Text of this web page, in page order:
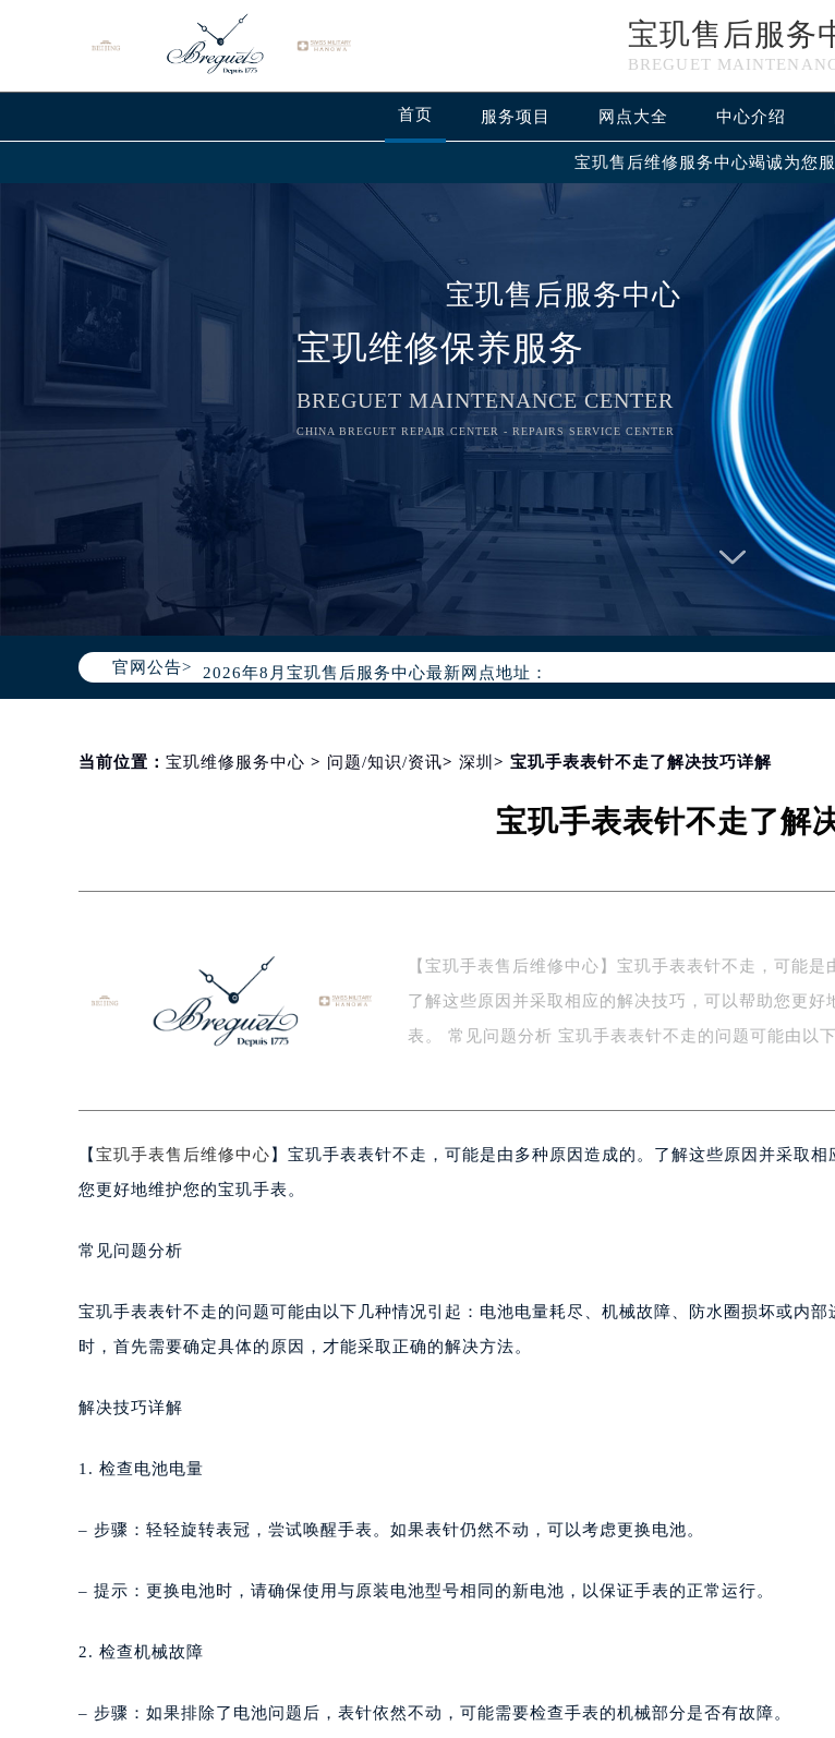
宝玑售后服务
BREGUET
首页 服务项目 网点大全 中心介绍
宝玑售后维修服务中心竭诚为您服
宝玑售后服务中心
宝玑维修保养服务
BREGUET MAINTENANCE CENTER
CHINA BREGUET REPAIR CENTER - REPAIRS SERVICE CENTER
官网公告>
2026年8月宝玑中国区售后服务网络优化升级公告
2026年8月宝玑全国官方售后客户服务热线：400-886-1507
宝玑官方全国统一服务热线400-886-1507，服务覆盖中国大陆、香港、澳门、台
2026年8月宝玑售后服务中心最新网点地址：
北京市朝阳区建国门外大街甲6号华熙国际中心写字楼D座11层1102室（北京总部
天津市和平区赤峰道136号天津国际金融中心写字楼26层2603室（需提前预约）
上海市黄浦区南京东路299号宏伊国际广场写字楼8层806室（需提前预约）
盐城市盐都区世纪大道5号盐城金融城写字楼1号楼16层1604室（需提前预约）
泰州市海陵区永定东路399号置地商务中心东塔写字楼（华润万象城）17层1706
宁波市江北区大闸南路500号来福士广场办公楼20层2009室（需提前预约）
嘉兴市南湖区广益路705号嘉兴世界贸易中心写字楼A座13层1304室（需提前预约
南昌市红谷滩新区红谷中大道998号绿地双子塔（中央广场）A1座办公楼14层07室
深圳市罗湖区深南东路5001号华润大厦写字楼17层1701室（需提前预约）
惠州市惠城区江北文昌一路7号华贸大厦写字楼1座30层05室（需提前预约）
郑州市二七区铭功路10号华润大厦写字楼29层2905室（需提前预约）
沈阳市沈河区中街路137号亨得利名表服务中心（品牌授权店）1层整层（需提前预
哈尔滨市道里区友谊西路600号富力中心T2座写字楼29层03室（需提前预约）
当前位置： 宝玑维修服务中心 > 问题/知识/资讯> 深圳 > 宝玑手表表针不走了解决技巧详解
宝玑手表表针不走了解
【宝玑手表售后维修中心】宝玑手表表针不走，可能是
了解这些原因并采取相应的解决技巧，可以帮助您更好
表。 常见问题分析 宝玑手表表针不走的问题可能由以下几种情况引起：电
【 宝玑手表售后维修中心 】宝玑手表表针不走，可能是由多种原因造成的。了解这些原因并采取相
您更好地维护您的宝玑手表。
常见问题分析
宝玑手表表针不走的问题可能由以下几种情况引起：电池电量耗尽、机械故障、防水圈损坏或内部
时，首先需要确定具体的原因，才能采取正确的解决方法。
解决技巧详解
1. 检查电池电量
– 步骤：轻轻旋转表冠，尝试唤醒手表。如果表针仍然不动，可以考虑更换电池。
– 提示：更换电池时，请确保使用与原装电池型号相同的新电池，以保证手表的正常运行。
2. 检查机械故障
– 步骤：如果排除了电池问题后，表针依然不动，可能需要检查手表的机械部分是否有故障。